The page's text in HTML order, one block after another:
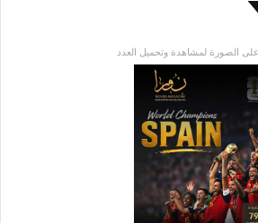
الصورة لمشاهدة وتحميل العدد